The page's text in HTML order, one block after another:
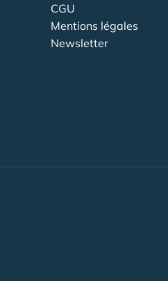
CGU
Mentions légales
Newsletter